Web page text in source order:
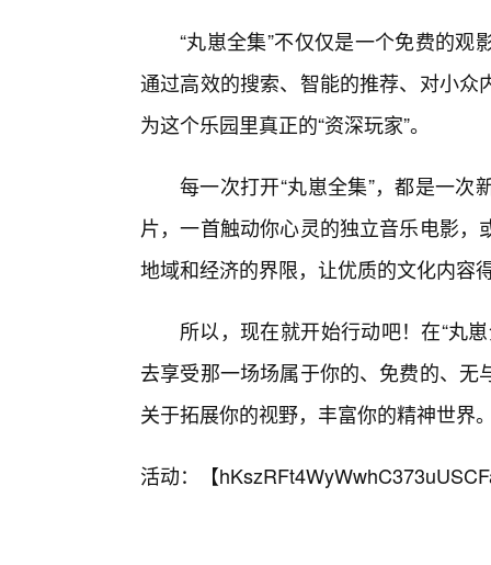
“丸崽全集”不仅仅是一个免费的
通过高效的搜索、智能的推荐、对小
为这个乐园里真正的“资深玩家”。
每一次打开“丸崽全集”，都是一
片，一首触动你心灵的独立音乐电影
地域和经济的界限，让优质的文化内容
所以，现在就开始行动吧！在“丸
去享受那一场场属于你的、免费的、
关于拓展你的视野，丰富你的精神世界
活动：【